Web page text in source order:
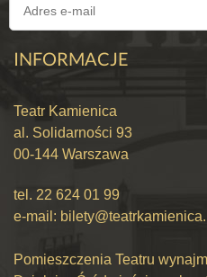
INFORMACJE
Teatr Kamienica
al. Solidarności 93
00-144 Warszawa
tel. 22 624 01 99
e-mail:
Pomieszczenia Teatru